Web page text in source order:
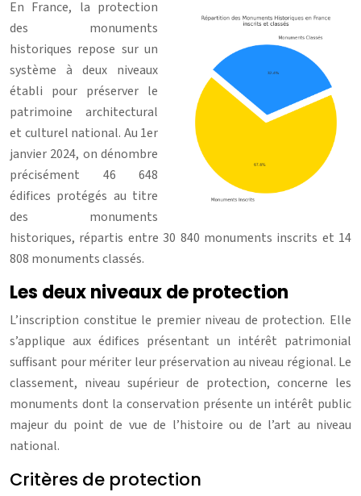
En France, la protection
des monuments
historiques repose sur un
système à deux niveaux
établi pour préserver le
patrimoine architectural
et culturel national. Au 1er
janvier 2024, on dénombre
précisément 46 648
édifices protégés au titre
des monuments
historiques, répartis entre 30 840 monuments inscrits et 14
808 monuments classés.
Les deux niveaux de protection
L’inscription constitue le premier niveau de protection. Elle
s’applique aux édifices présentant un intérêt patrimonial
suffisant pour mériter leur préservation au niveau régional. Le
classement, niveau supérieur de protection, concerne les
monuments dont la conservation présente un intérêt public
majeur du point de vue de l’histoire ou de l’art au niveau
national.
Critères de protection